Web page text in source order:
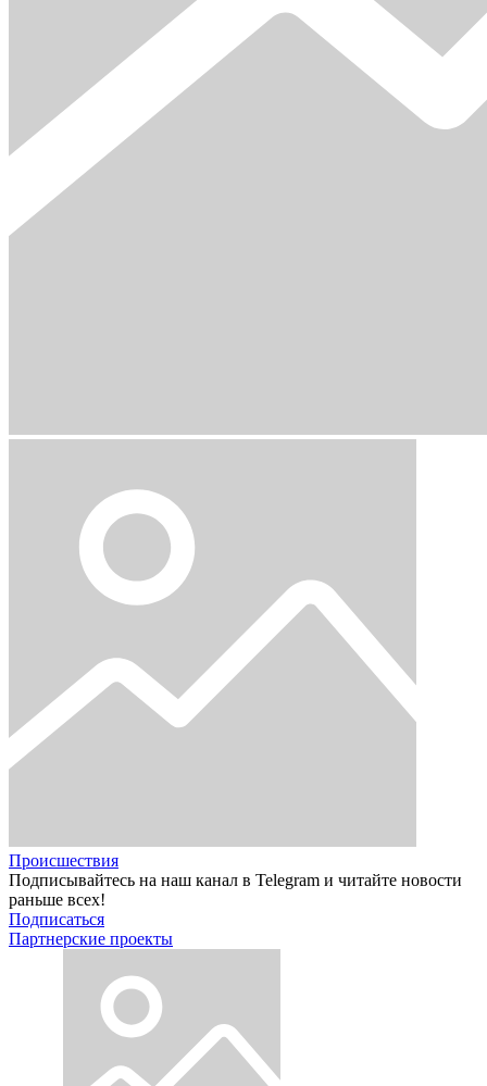
Происшествия
Подписывайтесь на наш канал в Telegram и читайте новости
раньше всех!
Подписаться
Партнерские проекты